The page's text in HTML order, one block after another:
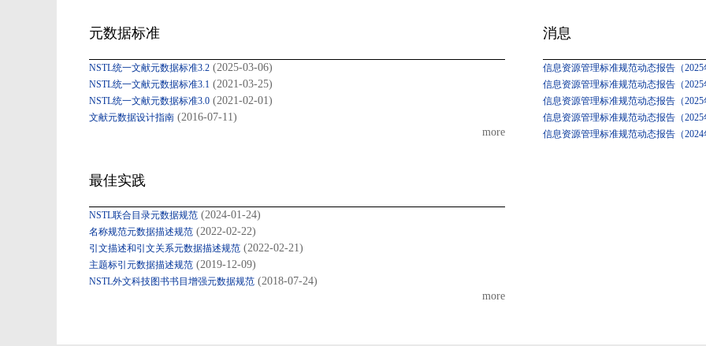
元数据标准
NSTL统一文献元数据标准3.2 (2025-03-06)
NSTL统一文献元数据标准3.1 (2021-03-25)
NSTL统一文献元数据标准3.0 (2021-02-01)
文献元数据设计指南 (2016-07-11)
more
消息
信息资源管理标准规范动态报告（
信息资源管理标准规范动态报告（
信息资源管理标准规范动态报告（
信息资源管理标准规范动态报告（
信息资源管理标准规范动态报告（
最佳实践
NSTL联合目录元数据规范 (2024-01-24)
名称规范元数据描述规范 (2022-02-22)
引文描述和引文关系元数据描述规范 (2022-02-21)
主题标引元数据描述规范 (2019-12-09)
NSTL外文科技图书书目增强元数据规范 (2018-07-24)
more